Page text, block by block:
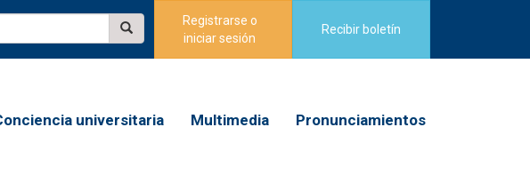
Registrarse o
iniciar sesión
Recibir boletín
universitaria Multimedia Pronunciamientos